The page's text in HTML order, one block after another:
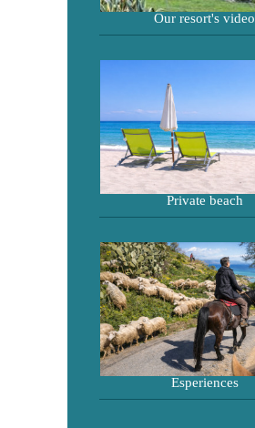
Our resort's video
Private beach
Esperiences